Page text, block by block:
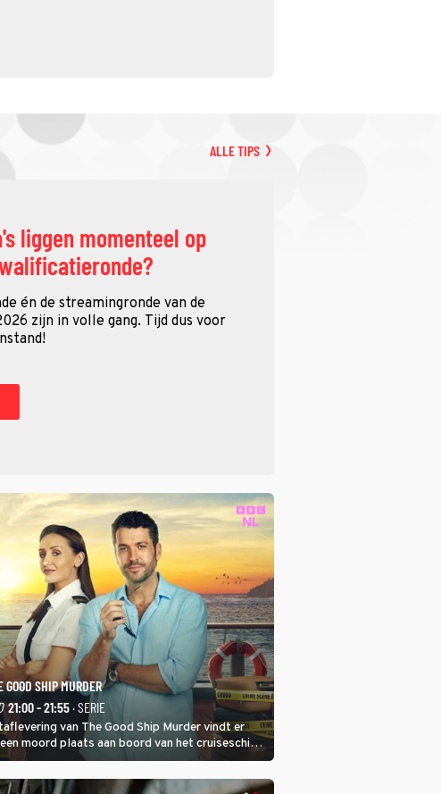
ALLE TIPS
liggen momenteel op
én de streamingronde van de
zijn in volle gang. Tijd dus voor
GOOD SHIP MURDER
21:00 - 21:55· SERIE
van The Good Ship Murder vindt er
moord plaats aan boord van het cruiseschip,
keer een bemanningslid het slachtoffer is en
de dader lijkt te zijn.